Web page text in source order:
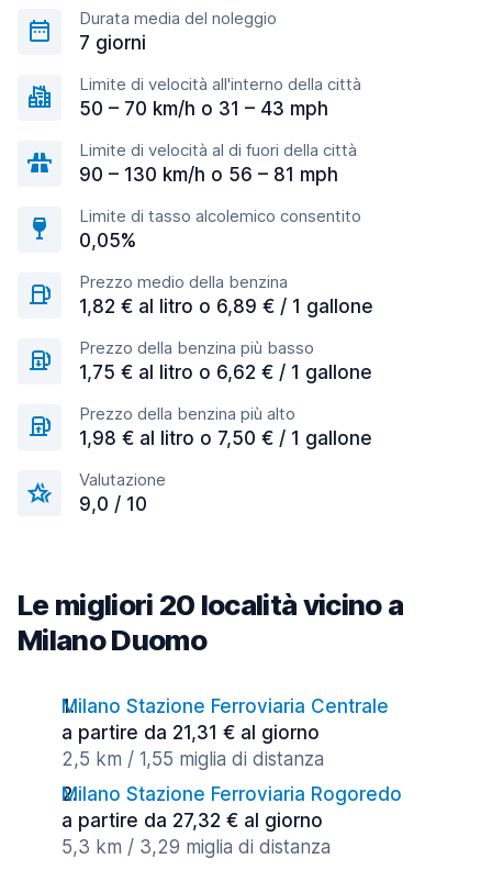
Durata media del noleggio
7 giorni
Limite di velocità all'interno della città
50 – 70 km/h o 31 – 43 mph
Limite di velocità al di fuori della città
90 – 130 km/h o 56 – 81 mph
Limite di tasso alcolemico consentito
0,05%
Prezzo medio della benzina
1,82 € al litro o 6,89 € / 1 gallone
Prezzo della benzina più basso
1,75 € al litro o 6,62 € / 1 gallone
Prezzo della benzina più alto
1,98 € al litro o 7,50 € / 1 gallone
Valutazione
9,0 / 10
Le migliori 20 località vicino a
Milano Duomo
Milano Stazione Ferroviaria Centrale
a partire da 21,31 € al giorno
2,5 km / 1,55 miglia di distanza
Milano Stazione Ferroviaria Rogoredo
a partire da 27,32 € al giorno
5,3 km / 3,29 miglia di distanza